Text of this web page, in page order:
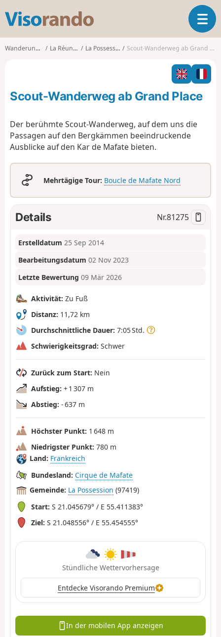
s
o
o
T
o
l
n
a
Wanderungen La Réunion La Possession Scout-Wanderweg ab Grand Place
Scout-Wanderweg ab Grand Place
Der berühmte Scout-Wanderweg, auf dem uns die
Passagen auf den Bergkämmen beeindruckende
Ausblicke auf den Kar de Mafate bieten.
Mehrtägige Tour: Boucle de Mafate Nord
Details Nr.81275
Erstelldatum 25 Sep 2014
Bearbeitungsdatum 02 Nov 2023
Letzte Bewertung 09 Mär 2026
Aktivität: Zu Fuß
Distanz: 11,72 km
Durchschnittliche Dauer: 7:05 Std.
Schwierigkeitsgrad: Schwer
Zurück zum Start: Nein
Aufstieg: + 1 307 m
Abstieg: - 637 m
Höchster Punkt: 1 648 m
Niedrigster Punkt: 780 m
Land: Frankreich
Bundesland: Cirque de Mafate
Gemeinde: La Possession (97419)
Start: S 21.045679° / E 55.411383°
Ziel: S 21.048556° / E 55.454555°
Stündliche Wettervorhersage
Entdecke Visorando Premium
In der mobilen App anzeigen